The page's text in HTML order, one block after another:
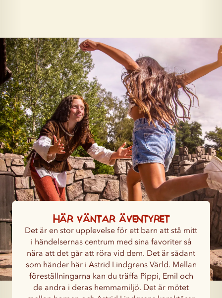
Här väntar äventyret
Det är en stor upplevelse för ett barn att stå mitt
i händelsernas centrum med sina favoriter så
nära att det går att röra vid dem. Det är sådant
som händer här i Astrid Lindgrens Värld. Mellan
föreställningarna kan du träffa Pippi, Emil och
de andra i deras hemmamiljö. Det är mötet